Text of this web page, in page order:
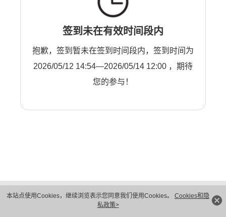
本站点使用Cookies，继续浏览表示您同意我们使用Cookies。 Cookies和隐
私政策>
签到未在有效时间段内
抱歉，签到暂未在签到时间段内，签到时间为
2026/05/12 14:54—2026/05/14 12:00 ，期待
您的参与！
隐私保护
法律声明